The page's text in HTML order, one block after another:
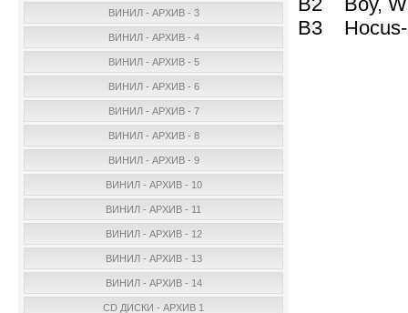
ВИНИЛ - АРХИВ - 3
ВИНИЛ - АРХИВ - 4
ВИНИЛ - АРХИВ - 5
ВИНИЛ - АРХИВ - 6
ВИНИЛ - АРХИВ - 7
ВИНИЛ - АРХИВ - 8
ВИНИЛ - АРХИВ - 9
ВИНИЛ - АРХИВ - 10
ВИНИЛ - АРХИВ - 11
ВИНИЛ - АРХИВ - 12
ВИНИЛ - АРХИВ - 13
ВИНИЛ - АРХИВ - 14
CD ДИСКИ - АРХИВ 1
B3